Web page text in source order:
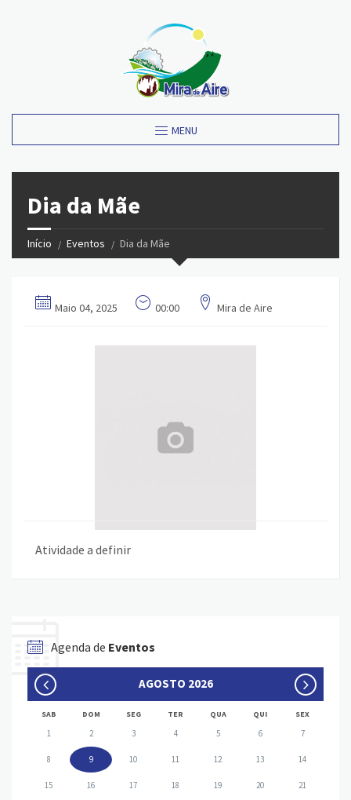
MENU
Dia da Mãe
Início Eventos Dia da Mãe
Maio 04, 2025 00:00 Mira de Aire
Atividade a definir
Agenda de Eventos
AGOSTO 2026
SAB DOM SEG TER QUA QUI SEX
1 2 3 4 5 6 7
8 9 10 11 12 13 14
15 16 17 18 19 20 21